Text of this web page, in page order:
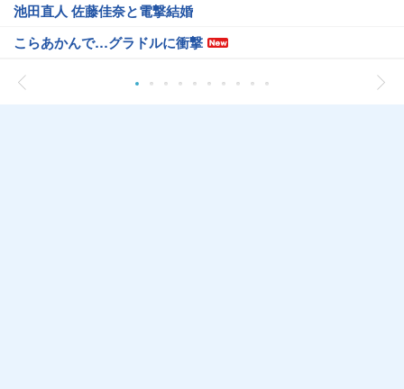
池田直人 佐藤佳奈と電撃結婚
こらあかんで…グラドルに衝撃